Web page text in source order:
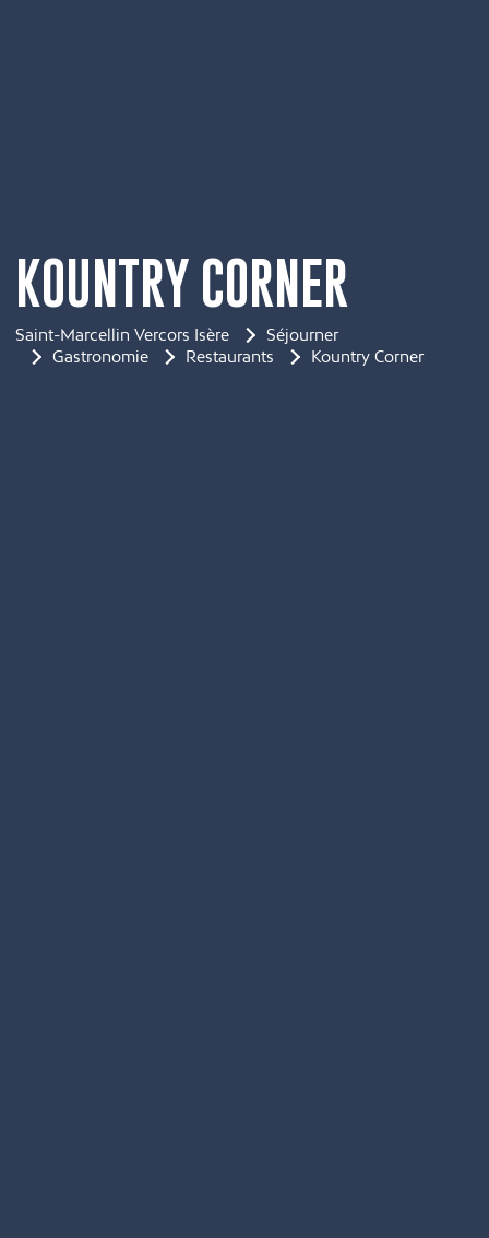
KOUNTRY CORNER
Saint-Marcellin Vercors Isère
Séjourner
Gastronomie
Restaurants Kountry Corner